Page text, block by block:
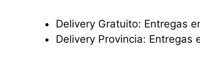
Delivery Gratuito: Entregas
Delivery Provincia: Entregas